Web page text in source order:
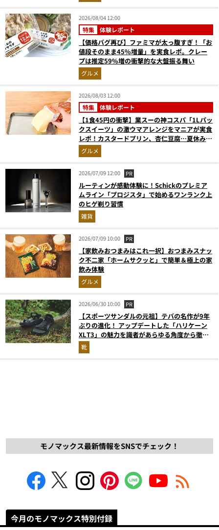
2026/08/04 12:00
特集 体験レポート
【価格バグ再び】ファミマが太っ腹すぎ！「お
値段そのまま45%増量」を実食レポ。クレー
プは推定59%増の衝撃的な大盤振る舞い
グルメ
2026/08/03 12:00
特集 体験レポート
【1食45円の衝撃】業スーの神コスパ「1Lパッ
クスイーツ」の激ウマアレンジをマニアが実食
レポ！カスタードプリン、杏仁豆腐…夏休みの
おやつに最強すぎた
グルメ
2026/07/09 12:00 PR
ルーティンが感動体験に！Schickのプレミア
ムライン「プロジスタ」で始めるワンランク上
のヒゲ剃り習慣
雑貨
2026/07/09 10:00 PR
【家飲みおつまみはこれ一択】おつまみスナッ
ク不二家「ホームサクッと」で簡単＆極上の家
飲み体験
グルメ
2026/06/30 10:00 PR
【スポーツサンダルの元祖】テバの名作が9年
ぶりの進化！ アップデートした「ハリケーン
XLT3」の魅力を識者があらゆる角度から徹底
解説！
靴
モノマックス最新情報をSNSでチェック！
今月のモノマックス特別付録